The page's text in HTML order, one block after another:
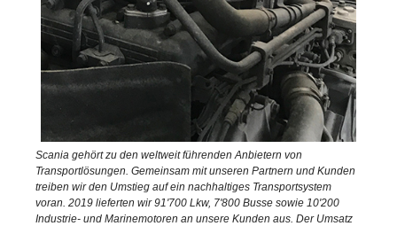
Scania gehört zu den weltweit führenden Anbietern von
Transportlösungen. Gemeinsam mit unseren Partnern und Kunden
treiben wir den Umstieg auf ein nachhaltiges Transportsystem
voran. 2019 lieferten wir 91'700 Lkw, 7'800 Busse sowie 10'200
Industrie- und Marinemotoren an unsere Kunden aus. Der Umsatz